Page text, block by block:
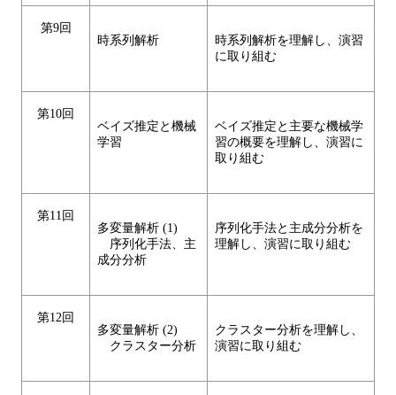
第9回
時系列解析
時系列解析を理解し、演習
に取り組む
第10回
ベイズ推定と機械
学習
ベイズ推定と主要な機械学
習の概要を理解し、演習に
取り組む
第11回
多変量解析 (1)
序列化手法、主
成分分析
序列化手法と主成分分析を
理解し、演習に取り組む
第12回
多変量解析 (2)
クラスター分析
クラスター分析を理解し、
演習に取り組む